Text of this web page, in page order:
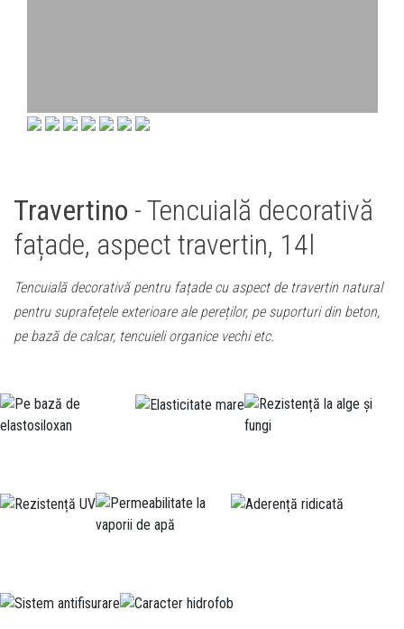
Travertino - Tencuială decorativă
fațade, aspect travertin, 14l
Tencuială decorativă pentru fațade cu aspect de travertin natural
pentru suprafețele exterioare ale pereților, pe suporturi din beton,
pe bază de calcar, tencuieli organice vechi etc.